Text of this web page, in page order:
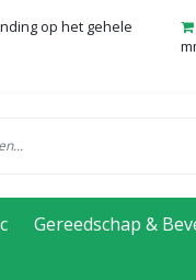
op het gehele
Gereedschap &